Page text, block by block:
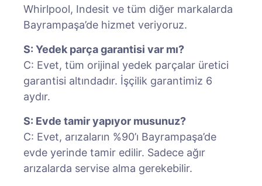
Whirlpool, Indesit ve tüm diğer markalarda
Bayrampaşa’de hizmet veriyoruz.
S: Yedek parça garantisi var mı?
C: Evet, tüm orijinal yedek parçalar üretici
garantisi altındadır. İşçilik garantimiz 6
aydır.
S: Evde tamir yapıyor musunuz?
C: Evet, arızaların %90’ı Bayrampaşa’de
evde yerinde tamir edilir. Sadece ağır
arızalarda servise alma gerekebilir.